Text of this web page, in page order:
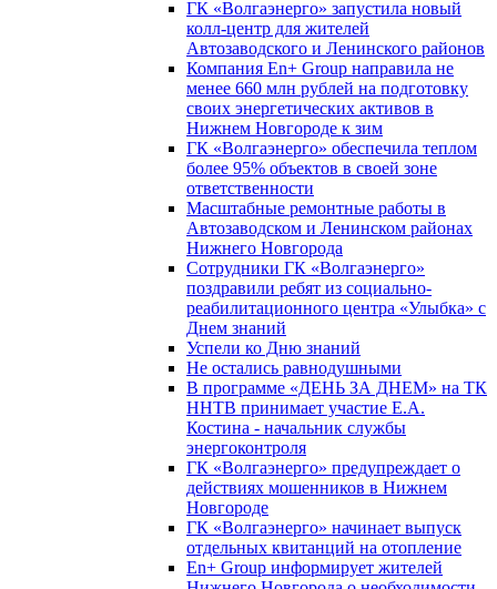
ГК «Волгаэнерго» запустила новый
колл-центр для жителей
Автозаводского и Ленинского районов
Компания En+ Group направила не
менее 660 млн рублей на подготовку
своих энергетических активов в
Нижнем Новгороде к зим
ГК «Волгаэнерго» обеспечила теплом
более 95% объектов в своей зоне
ответственности
Масштабные ремонтные работы в
Автозаводском и Ленинском районах
Нижнего Новгорода
Сотрудники ГК «Волгаэнерго»
поздравили ребят из социально-
реабилитационного центра «Улыбка» с
Днем знаний
Успели ко Дню знаний
Не остались равнодушными
В программе «ДЕНЬ ЗА ДНЕМ» на ТК
ННТВ принимает участие Е.А.
Костина - начальник службы
энергоконтроля
ГК «Волгаэнерго» предупреждает о
действиях мошенников в Нижнем
Новгороде
ГК «Волгаэнерго» начинает выпуск
отдельных квитанций на отопление
En+ Group информирует жителей